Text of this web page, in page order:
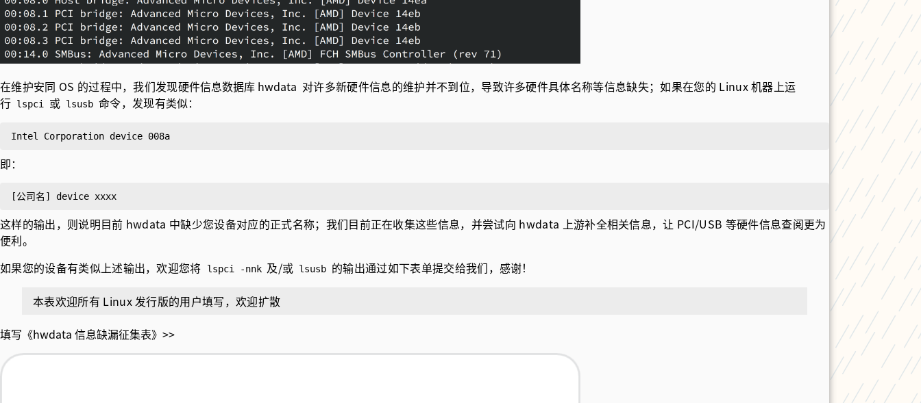
在维护安同 OS 的过程中，我们发现硬件信息数据库 hwdata 对许多新硬件信息的维护并不到位，导致许多硬件具体名称等信息缺失；如果在您的 Linux 机器上运
行 lspci 或 lsusb 命令，发现有类似：
即：
这样的输出，则说明目前 hwdata 中缺少您设备对应的正式名称；我们目前正在收集这些信息，并尝试向 hwdata 上游补全相关信息，让 PCI/USB 等硬件信息查阅更为
便利。
如果您的设备有类似上述输出，欢迎您将
lspci -nnk 及/或 lsusb 的输出通过如下表单提交给我们，感谢！
本表欢迎所有 Linux 发行版的用户填写，欢迎扩散
填写《hwdata 信息缺漏征集表》>>